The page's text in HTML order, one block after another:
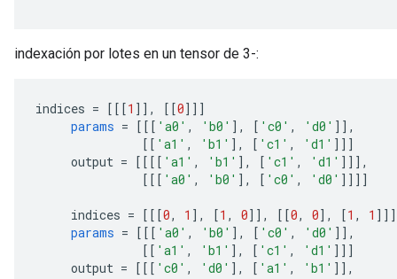
indexación por lotes en un tensor de 3-:
indices = [[[1 ]], [[0]]]
params = [[[ 'a0' , 'b0' ], [ 'c0' , 'd0' ]],
[[ 'a1' , 'b1' ], [ 'c1' , 'd1' ]]]
output = [[[[ 'a1' , 'b1' ], [ 'c1' , 'd1' ]]],
[[[ 'a0' , 'b0' ], [ 'c0' , 'd0' ]]]]
indices = [[[0, 1 ], [1 , 0]], [[0, 0], [1 , 1 ]]]
params = [[[ 'a0' , 'b0' ], [ 'c0' , 'd0' ]],
[[ 'a1' , 'b1' ], [ 'c1' , 'd1' ]]]
output = [[[ 'c0' , 'd0' ], [ 'a1' , 'b1' ]],